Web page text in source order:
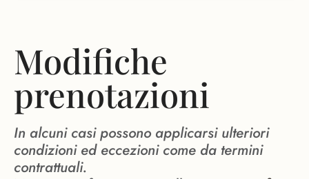
Modifiche
prenotazioni
In alcuni casi possono applicarsi ulteriori
condizioni ed eccezioni come da termini
contrattuali.